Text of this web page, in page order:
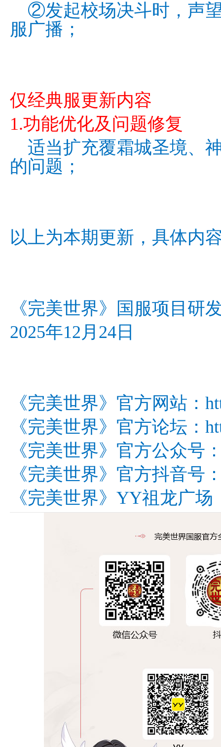
②发起校场决斗时，声
服广播；
仅经典服更新内容
1.功能优化及问题修复
适当扩充覆霜城圣境、
的问题；
以上为本期更新，具体内
《完美世界》国服项目研
2025年12月24日
《完美世界》官方网站：
《完美世界》官方论坛：
《完美世界》官方公众号
《完美世界》官方抖音号
《完美世界》YY祖龙广场